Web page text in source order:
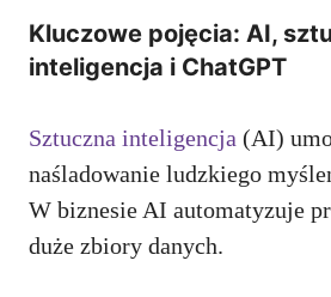
Kluczowe pojęcia: AI,
inteligencja i ChatGPT
Sztuczna inteligencja (AI)
naśladowanie ludzkiego
W biznesie AI automatyzuje
duże zbiory danych.